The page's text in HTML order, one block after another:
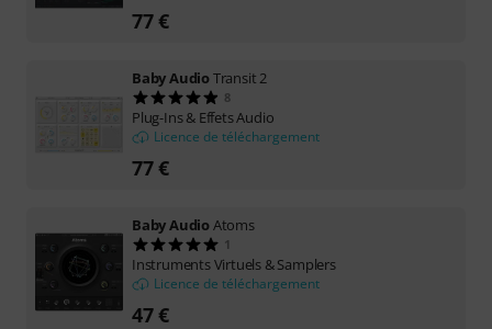
77 €
Baby AudioTransit 2
8
Plug-Ins & Effets Audio
Licence de téléchargement
77 €
Baby AudioAtoms
1
Instruments Virtuels & Samplers
Licence de téléchargement
47 €